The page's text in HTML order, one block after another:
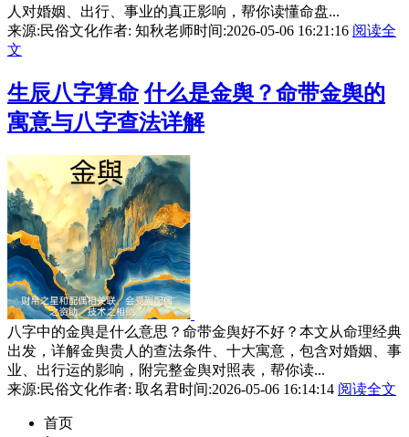
人对婚姻、出行、事业的真正影响，帮你读懂命盘...
来源:民俗文化作者: 知秋老师时间:2026-05-06 16:21:16 阅读全
文
生辰八字算命 什么是金舆？命带金舆的
寓意与八字查法详解
八字中的金舆是什么意思？命带金舆好不好？本文从命理经典
出发，详解金舆贵人的查法条件、十大寓意，包含对婚姻、事
业、出行运的影响，附完整金舆对照表，帮你读...
来源:民俗文化作者: 取名君时间:2026-05-06 16:14:14 阅读全文
首页